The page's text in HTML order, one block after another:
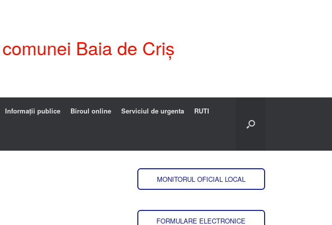
Baia de Criș
Informații publice Biroul online Serviciul de urgenta RUTI
MONITORUL OFICIAL LOCAL
FORMULARE ELECTRONICE